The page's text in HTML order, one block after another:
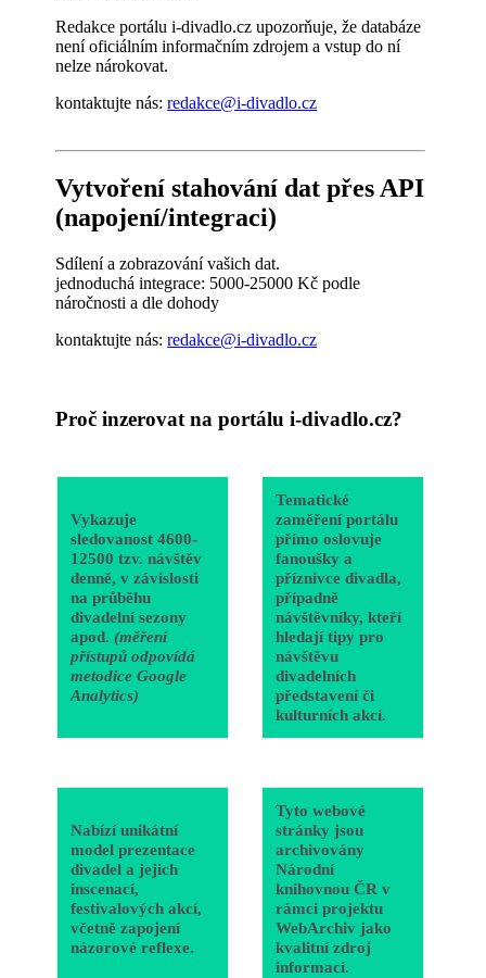
Redakce portálu i-divadlo.cz upozorňuje, že databáze
není oficiálním informačním zdrojem a vstup do ní
nelze nárokovat.
kontaktujte nás:redakce@i-divadlo.cz
Vytvoření stahování dat přes API
(napojení/integraci)
Sdílení a zobrazování vašich dat.
jednoduchá integrace: 5000-25000 Kč podle
náročnosti a dle dohody
kontaktujte nás:redakce@i-divadlo.cz
Proč inzerovat na portálu i-divadlo.cz?
Vykazuje
sledovanost 4600-
12500 tzv. návštěv
denně, v závislosti
na průběhu
divadelní sezony
apod.(měření
přístupů odpovídá
metodice Google
Analytics)
Tematické
zaměření portálu
přímo oslovuje
fanoušky a
příznivce divadla,
případně
návštěvníky, kteří
hledají tipy pro
návštěvu
divadelních
představení či
kulturních akcí.
Nabízí unikátní
model prezentace
divadel a jejich
inscenací,
festivalových akcí,
včetně zapojení
názorové reflexe.
Tyto webové
stránky jsou
archivovány
Národní
knihovnou ČR v
rámci projektu
WebArchiv jako
kvalitní zdroj
informací.